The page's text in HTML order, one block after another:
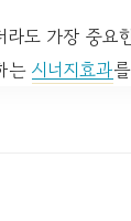
도 가장 중
는 시너지효과